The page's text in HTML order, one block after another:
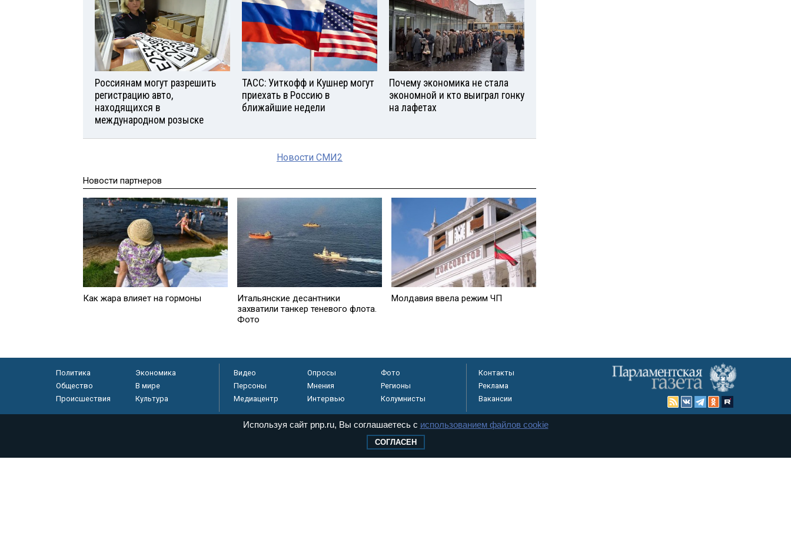
Россиянам могут разрешить
регистрацию авто,
находящихся в
международном розыске
ТАСС: Уиткофф и Кушнер могут
приехать в Россию в
ближайшие недели
Почему экономика не стала
экономной и кто выиграл гонку
на лафетах
Новости СМИ2
Новости партнеров
Как жара влияет на гормоны
Итальянские десантники
захватили танкер теневого флота.
Фото
Молдавия ввела режим ЧП
Политика
Экономика
Общество
В мире
Происшествия
Культура
Видео Опросы
Фото
Персоны
Мнения
Регионы
Медиацентр
Интервью Колумнисты
Контакты
Реклама
Вакансии
Федеральной службе по надзору в сфере связи, информационных технологий и
Используя сайт pnp.ru, Вы соглашаетесь с использованием файлов cookie
СОГЛАСЕН